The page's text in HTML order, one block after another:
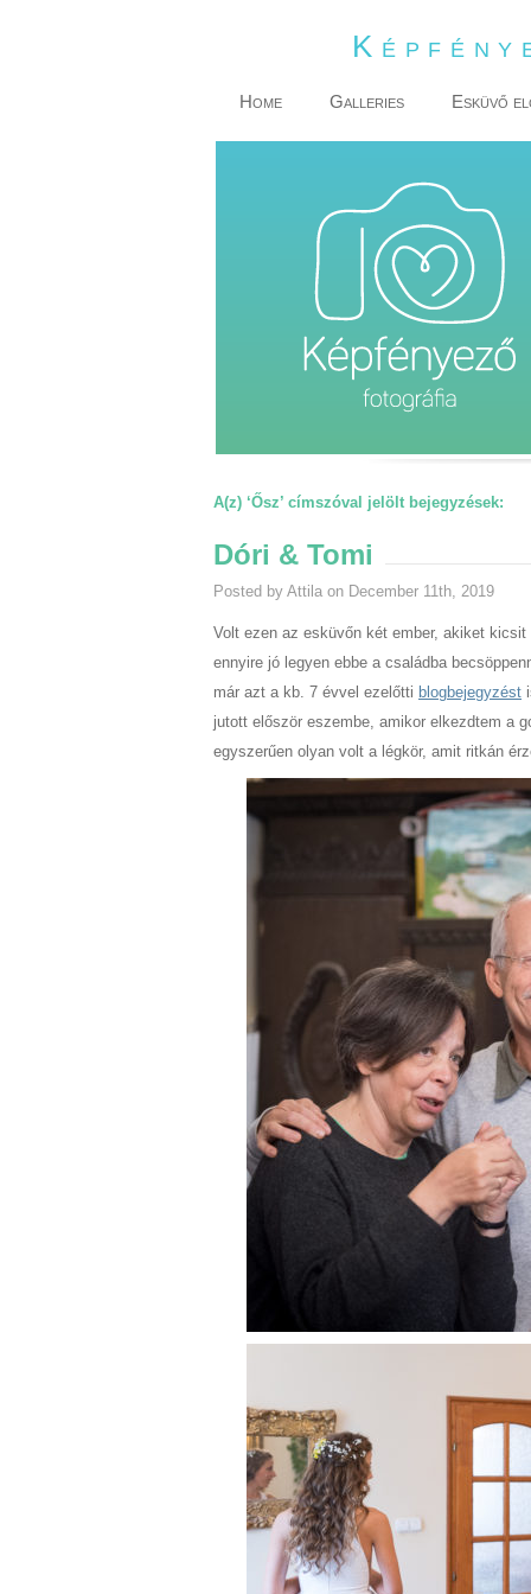
Home Galleries Esküvő
A(z) ‘Ősz’ címszóval jelölt bejegyzések:
Dóri & Tomi
Posted by Attila on December 11th, 2019
Volt ezen az esküvőn két ember, akiket
ennyire jó legyen ebbe a családba
már azt a kb. 7 évvel ezelőtti blogbejegyzést
jutott először eszembe, amikor elkezdtem a
egyszerűen olyan volt a légkör, amit ritkán